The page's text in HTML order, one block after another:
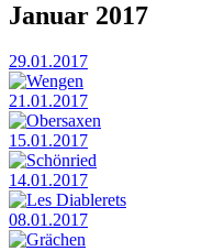
Januar 2017
29.01.2017
Wengen
21.01.2017
Obersaxen
15.01.2017
Schönried
14.01.2017
Les Diablerets
08.01.2017
Grächen